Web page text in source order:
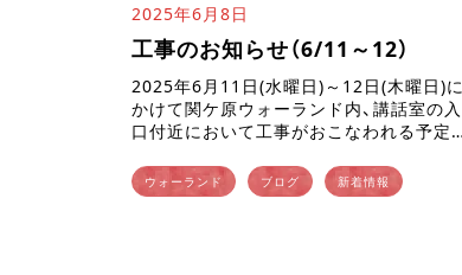
2025年6月8日
工事のお知らせ（6/11～12）
2025年6月11日(水曜日)～12日(木曜日)に
かけて関ケ原ウォーランド内、講話室の入
口付近において工事がおこなわれる予定
画角によっては、和傘＆風鈴トンネルの撮
影時に工事作業が入り […]
ウォーランド ブログ 新着情報